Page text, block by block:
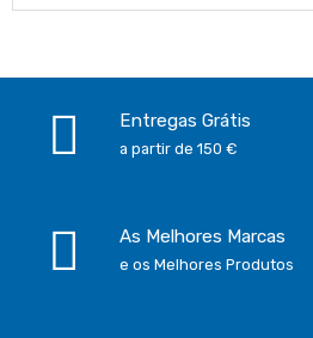
Entregas Grátis
a partir de 150 €
As Melhores Marcas
e os Melhores Produtos